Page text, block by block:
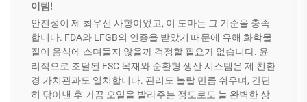
이템!
안전성이 제 최우선 사항이었고, 이 도마는 그 기준을 충족
합니다. FDA와 LFGB의 인증을 받았기 때문에 유해 화학물
질이 음식에 스며들지 않을까 걱정할 필요가 없습니다. 윤
리적으로 조달된 FSC 목재와 순환형 생산 시스템은 제 친환
경 가치관과도 일치합니다. 관리도 놀랄 만큼 쉬우며, 간단
히 닦아낸 후 가끔 오일을 발라주는 정도로도 늘 완벽한 상